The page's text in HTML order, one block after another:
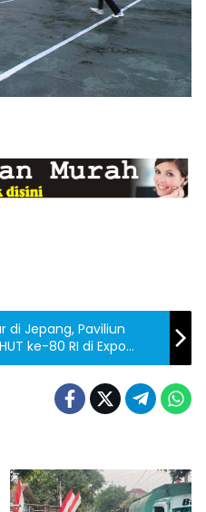
di Jepang, Paviliun
ke-80 RI di Expo